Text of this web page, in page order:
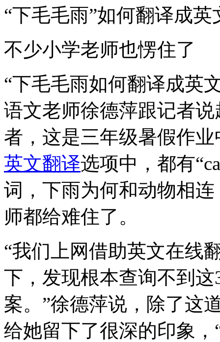
“下毛毛雨”如何翻译成英
不少小学老师也愣住了
“下毛毛雨如何翻译成英
语文老师徐德萍跟记者
者，这是三年级暑假作
英文翻译选项中，都有
词，下雨为何和动物相
师都给难住了。
“我们上网借助英文在线
下，发现根本查询不到
案。”徐德萍说，除了这
给她留下了很深的印象